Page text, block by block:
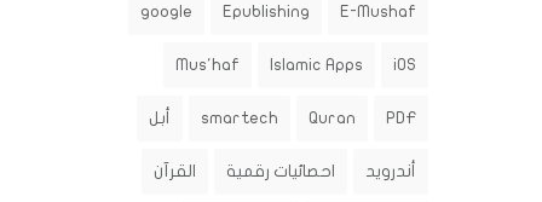
E-Mushaf
Epublishing
google
iOS
Islamic Apps
Mus'haf
PDF
Quran
smartech أبل
أندرويد احصائيات رقمية القرآن